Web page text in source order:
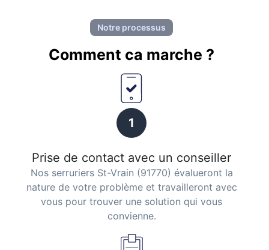
Notre processus
Comment ca marche ?
1
Prise de contact avec un conseiller
Nos serruriers St-Vrain (91770) évalueront la
nature de votre problème et travailleront avec
vous pour trouver une solution qui vous
convienne.